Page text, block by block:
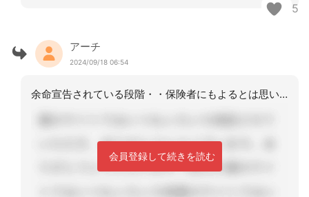
5
アーチ
2024/09/18 06:54
余命宣告されている段階・・保険者にもよるとは思いますが・・・急ぐように伝えれば、
会員登録して続きを読む